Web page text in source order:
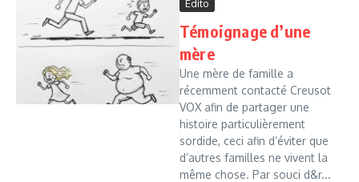
Édito
Témoignage d’une
mère
Une mère de famille a
récemment contacté Creusot
VOX afin de partager une
histoire particulièrement
sordide, ceci afin d’éviter que
d’autres familles ne vivent la
même chose. Par souci d&r...